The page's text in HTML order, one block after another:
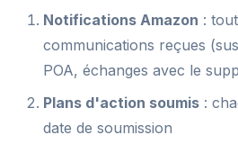
Notifications Amazon :
communications reçues
POA, échanges avec le
Plans d'action soumis :
date de soumission